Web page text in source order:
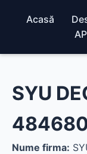
Acasă
SYU
Nume firma: